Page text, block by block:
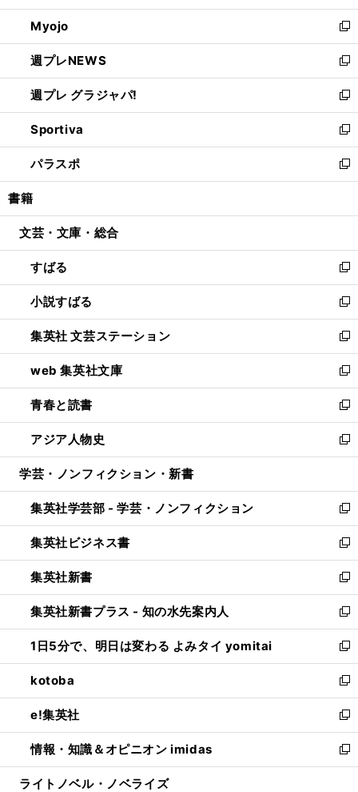
開
く
ウ
で
開
く
ン
ド
ウ
で
開
く
ウ
ィ
ン
ド
ウ
で
開
く
Myojo
新
し
い
ウ
ィ
ン
ド
ウ
で
開
週プレNEWS
新
し
い
ウ
ィ
ン
ド
ウ
開
週プレ グラジャパ!
新
し
い
ウ
ィ
ン
ウ
開
く
Sportiva
新
し
い
ウ
ン
ウ
で
開
く
パラスポ
新
し
ウ
ン
ド
ウ
で
開
く
書籍
文芸・文庫・総合
すばる
新
し
い
ウ
ィ
ン
ド
ウ
で
開
く
小説すばる
新
し
い
ウ
ィ
ン
ド
ウ
で
開
集英社 文芸ステーション
新
し
い
ウ
ィ
ン
ド
ウ
開
く
web 集英社文庫
新
し
い
ウ
ィ
ン
ウ
で
開
く
青春と読書
新
し
い
ウ
ン
ド
ウ
で
開
く
アジア人物史
新
し
ウ
ィ
ン
ド
ウ
で
開
く
学芸・ノンフィクション・新書
集英社学芸部 - 学芸・ノンフィクション
新
し
い
ウ
ィ
ン
ド
ウ
で
開
く
集英社ビジネス書
新
し
い
ウ
ィ
ン
ド
ウ
で
開
く
集英社新書
新
し
い
ウ
ィ
ン
ド
ウ
で
開
く
集英社新書プラス - 知の水先案内人
新
し
い
ウ
ィ
ン
ド
ウ
で
開
1日5分で、明日は変わる よみタイ yomitai
新
し
い
ウ
ィ
ン
ド
ウ
kotoba
新
し
い
ウ
ィ
ン
e!集英社
新
し
い
ウ
情報・知識＆オピニオン imidas
新
し
ライトノベル・ノベライズ